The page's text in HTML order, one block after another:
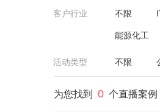
客户行业 不限
能源化工
活动类型 不限
为您找到 0 个直播案例